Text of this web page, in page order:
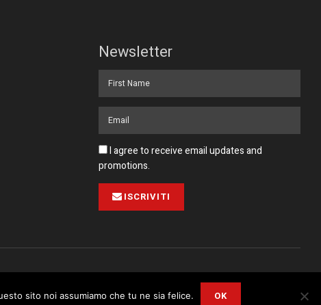
Newsletter
I agree to receive email updates and
promotions.
ISCRIVITI
Pubblicità Collabora con noi Contatto Privacy Policy
sito noi assumiamo che tu ne sia felice. OK